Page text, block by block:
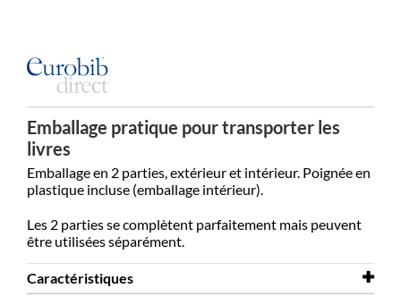
Emballage pratique pour transporter les
livres
Emballage en 2 parties, extérieur et intérieur. Poignée en
plastique incluse (emballage intérieur).
Les 2 parties se complètent parfaitement mais peuvent
être utilisées séparément.
Caractéristiques